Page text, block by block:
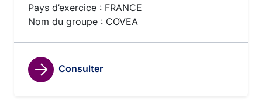
Pays d’exercice : FRANCE
Nom du groupe : COVEA
Consulter